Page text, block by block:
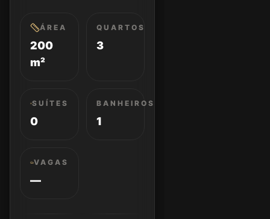
ÁREA
200
m²
QUARTOS
3
SUÍTES
0
BANHEIROS
1
VAGAS
—